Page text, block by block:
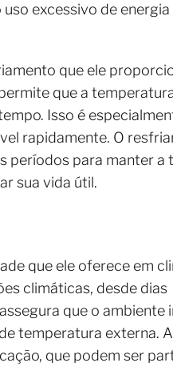
excessivo de
que ele
que a
Isso é
rapidamente. O
períodos para manter a
sua vida útil.
que ele oferece em
climáticas, desde dias
que o ambiente
temperatura externa.
que podem ser